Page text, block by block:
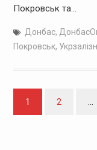
Покровськ та…
Донбас,
Покровськ,
Навігація
записів
1 2 …